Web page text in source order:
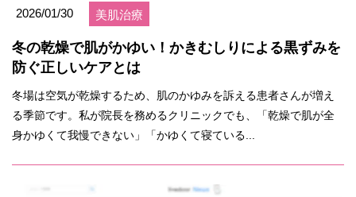
2026/01/30 美肌治療
冬の乾燥で肌がかゆい！かきむしりによる黒ずみを
防ぐ正しいケアとは
冬場は空気が乾燥するため、肌のかゆみを訴える患者さんが増え
る季節です。私が院長を務めるクリニックでも、「乾燥で肌が全
身かゆくて我慢できない」「かゆくて寝ている...